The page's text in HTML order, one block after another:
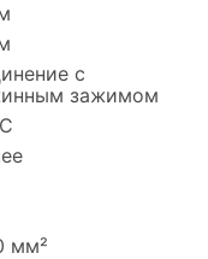
с
зажимом
мм²